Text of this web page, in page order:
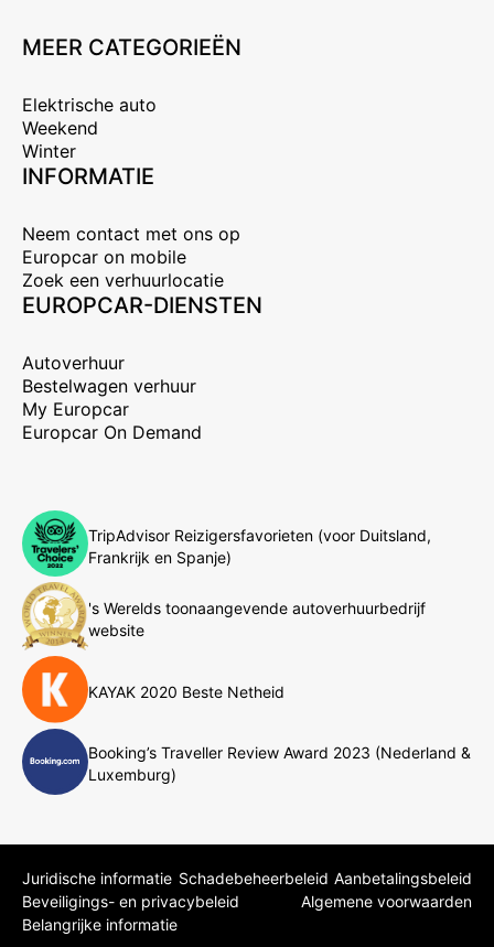
MEER CATEGORIEËN
Elektrische auto
Weekend
Winter
INFORMATIE
Neem contact met ons op
Europcar on mobile
Zoek een verhuurlocatie
EUROPCAR-DIENSTEN
Autoverhuur
Bestelwagen verhuur
My Europcar
Europcar On Demand
TripAdvisor Reizigersfavorieten (voor Duitsland,
Frankrijk en Spanje)
's Werelds toonaangevende autoverhuurbedrijf
website
KAYAK 2020 Beste Netheid
Booking’s Traveller Review Award 2023 (Nederland &
Luxemburg)
Juridische informatie Schadebeheerbeleid Aanbetalingsbeleid
Beveiligings- en privacybeleid
Algemene voorwaarden
Belangrijke informatie